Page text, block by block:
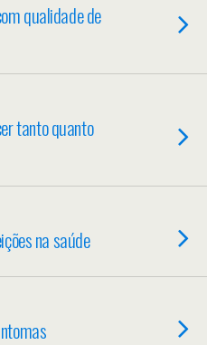
qualidade de
tanto quanto
na saúde